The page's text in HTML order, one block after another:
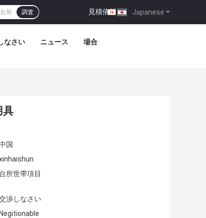
Japanese
見積依頼 |
調査
なさい ニュース 場合
具
国
台所世帯項目
渉しなさい
Negitionable